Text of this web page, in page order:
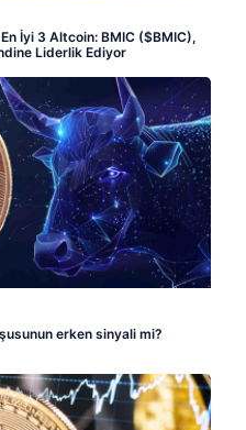
İyi 3 Altcoin: BMIC ($BMIC),
Liderlik Ediyor
erken sinyali mi?